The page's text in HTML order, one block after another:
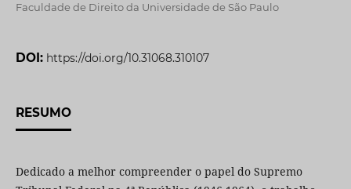
Faculdade de Direito da Universidade de São Paulo
DOI: https://doi.org/10.31068.310107
RESUMO
Dedicado a melhor compreender o papel do Supremo